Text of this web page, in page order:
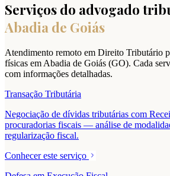
Serviços do advogado
Abadia de Goiás
Atendimento remoto em Direito Tributário
físicas em Abadia de Goiás (GO). Cada
com informações detalhadas.
Transação Tributária
Negociação de dívidas tributárias com
procuradorias fiscais — análise de
regularização fiscal.
Conhecer este serviço